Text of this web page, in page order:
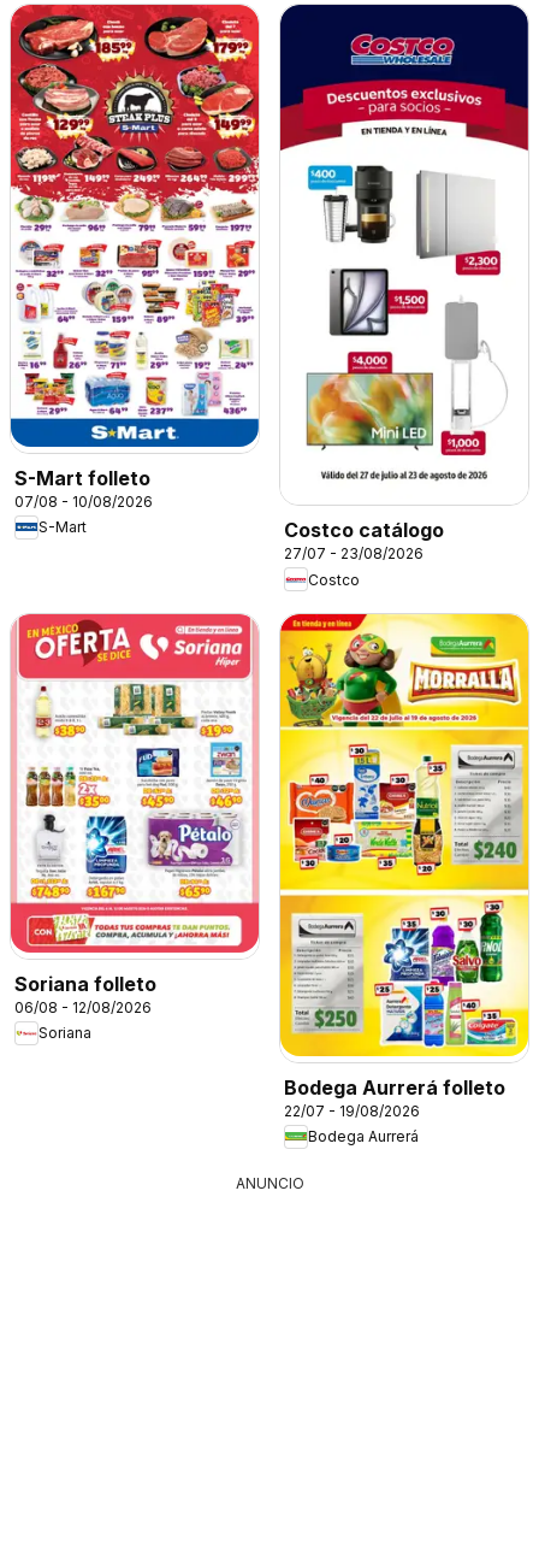
S-Mart folleto
07/08 - 10/08/2026
S-Mart
Costco catálogo
27/07 - 23/08/2026
Costco
Soriana folleto
06/08 - 12/08/2026
Soriana
Bodega Aurrerá folleto
22/07 - 19/08/2026
Bodega Aurrerá
ANUNCIO